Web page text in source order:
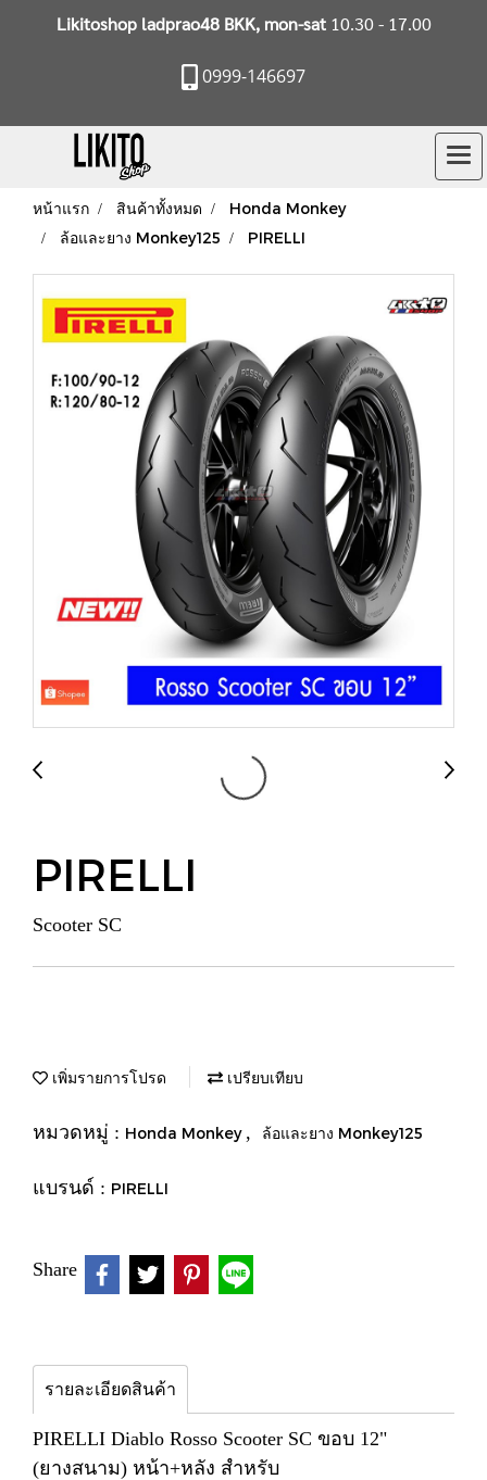
Likitoshop ladprao48 BKK, mon-sat10.30 - 17.00
0999-146697
หน้าแรก สินค้าทั้งหมด
Honda Monkey
ล้อและยาง Monkey125
PIRELLI
PIRELLI
Scooter SC
เพิ่มรายการโปรด เปรียบเทียบ
หมวดหมู่ : Honda Monkey , ล้อและยาง Monkey125
แบรนด์ : PIRELLI
Share
รายละเอียดสินค้า
PIRELLI Diablo Rosso Scooter SC ขอบ 12"
(ยางสนาม) หน้า+หลัง สำหรับ